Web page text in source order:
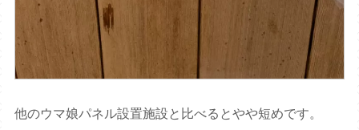
他のウマ娘パネル設置施設と比べるとやや短めです。